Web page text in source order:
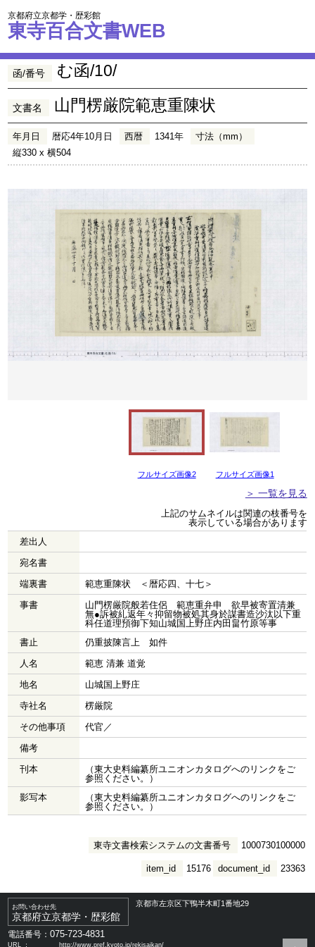
京都府立京都学・歴彩館
東寺百合文書WEB
函/番号 む函/10/
文書名 山門楞厳院範恵重陳状
年月日 暦応4年10月日 西暦 1341年
寸法（mm）
縦330 x 横504
フルサイズ画像2 フルサイズ画像1
＞ 一覧を見る
上記のサムネイルは関連の枝番号を
表示している場合があります
差出人
宛名書
端裏書
範恵重陳状 ＜暦応四、十七＞
事書
山門楞厳院般若住侶 範恵重弁申 欲早被寄置清兼
無●訴被糺返年々抑留物被処其身於謀書造沙汰以下重
科任道理預御下知山城国上野庄内田畠竹原等事
書止
仍重披陳言上 如件
人名
範恵 清兼 道覚
地名
山城国上野庄
寺社名
楞厳院
その他事項
代官／
備考
刊本
（東大史料編纂所ユニオンカタログへのリンクをご
参照ください。）
影写本
（東大史料編纂所ユニオンカタログへのリンクをご
参照ください。）
東寺文書検索システムの文書番号 1000730100000
document_id 23363
item_id 15176
お問い合わせ先
京都府立京都学・歴彩館
京都市左京区下鴨半木町1番地29
電話番号：075-723-4831
URL ： http://www.pref.kyoto.jp/rekisaikan/